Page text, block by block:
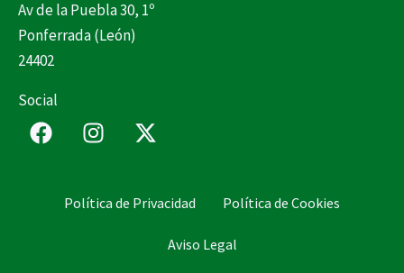
Av de la Puebla 30, 1º
Ponferrada (León)
24402
Social
F
a
I
n
a
X
-
i
Política de Privacidad Política de Cookies
Aviso Legal